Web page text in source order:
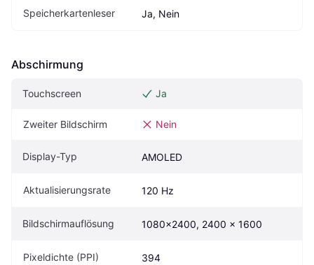
Speicherkartenleser Ja, Nein
Abschirmung
Touchscreen Ja
Zweiter Bildschirm Nein
Display-Typ AMOLED
Aktualisierungsrate 120 Hz
Bildschirmauflösung 1080x2400, 2400 x 1600
Pixeldichte (PPI) 394